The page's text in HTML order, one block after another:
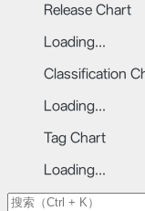
Release Chart
Loading...
Classification
Loading...
Tag Chart
Loading...